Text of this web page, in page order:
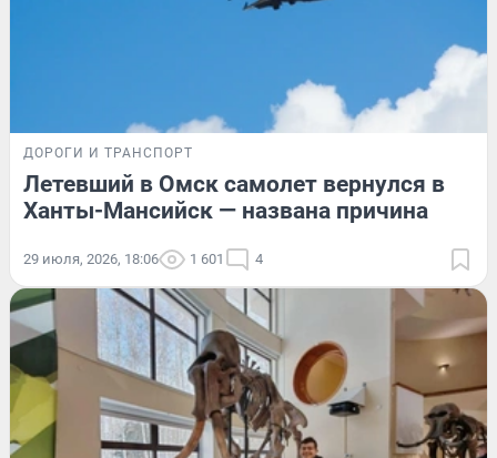
ДОРОГИ И ТРАНСПОРТ
Летевший в Омск самолет вернулся в
Ханты-Мансийск — названа причина
29 июля, 2026, 18:06 1 601 4